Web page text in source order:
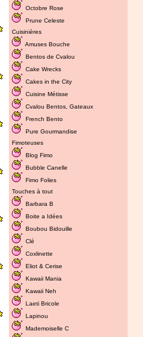
Octobre Rose
Prune Celeste
Cuisinières
Amuses Bouche
Bentos de Cvalou
Cake Wrecks
Cakes in the City
Cuisine Métisse
Cvalou Bentos Gateaux
French Bento
Pure Gourmandise
Fimoteuses
Blog Fimo
Bubble Canelle
Fimo Folies
Touches à tout
Barbara B
Boite a Idées
Boubou Bidouille
Clé
Coxlinette
Eliot & Cerise
Kawaii Mania
Kawaii Neh
Laeti Bricole
Lapinou
Mademoiselle C